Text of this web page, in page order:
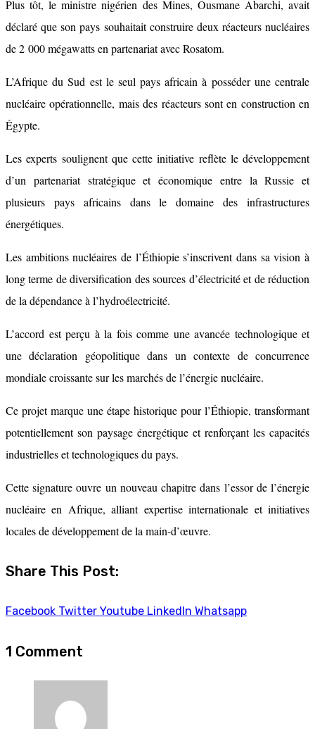
Plus tôt, le ministre nigérien des Mines, Ousmane Abarchi, avait
déclaré que son pays souhaitait construire deux réacteurs nucléaires
de 2 000 mégawatts en partenariat avec Rosatom.
L’Afrique du Sud est le seul pays africain à posséder une centrale
nucléaire opérationnelle, mais des réacteurs sont en construction en
Égypte.
Les experts soulignent que cette initiative reflète le développement
d’un partenariat stratégique et économique entre la Russie et
plusieurs pays africains dans le domaine des infrastructures
énergétiques.
Les ambitions nucléaires de l’Éthiopie s’inscrivent dans sa vision à
long terme de diversification des sources d’électricité et de réduction
de la dépendance à l’hydroélectricité.
L’accord est perçu à la fois comme une avancée technologique et
une déclaration géopolitique dans un contexte de concurrence
mondiale croissante sur les marchés de l’énergie nucléaire.
Ce projet marque une étape historique pour l’Éthiopie, transformant
potentiellement son paysage énergétique et renforçant les capacités
industrielles et technologiques du pays.
Cette signature ouvre un nouveau chapitre dans l’essor de l’énergie
nucléaire en Afrique, alliant expertise internationale et initiatives
locales de développement de la main-d’œuvre.
Share This Post:
Facebook Twitter Youtube LinkedIn Whatsapp
1 Comment